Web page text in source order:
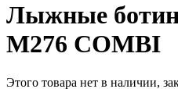
Лыжные
M276 COMBI
Этого товара нет в наличии,